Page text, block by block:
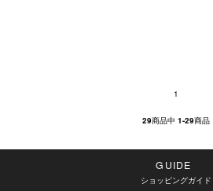
1
29商品中 1-29商品
GUIDE
ショッピングガイド